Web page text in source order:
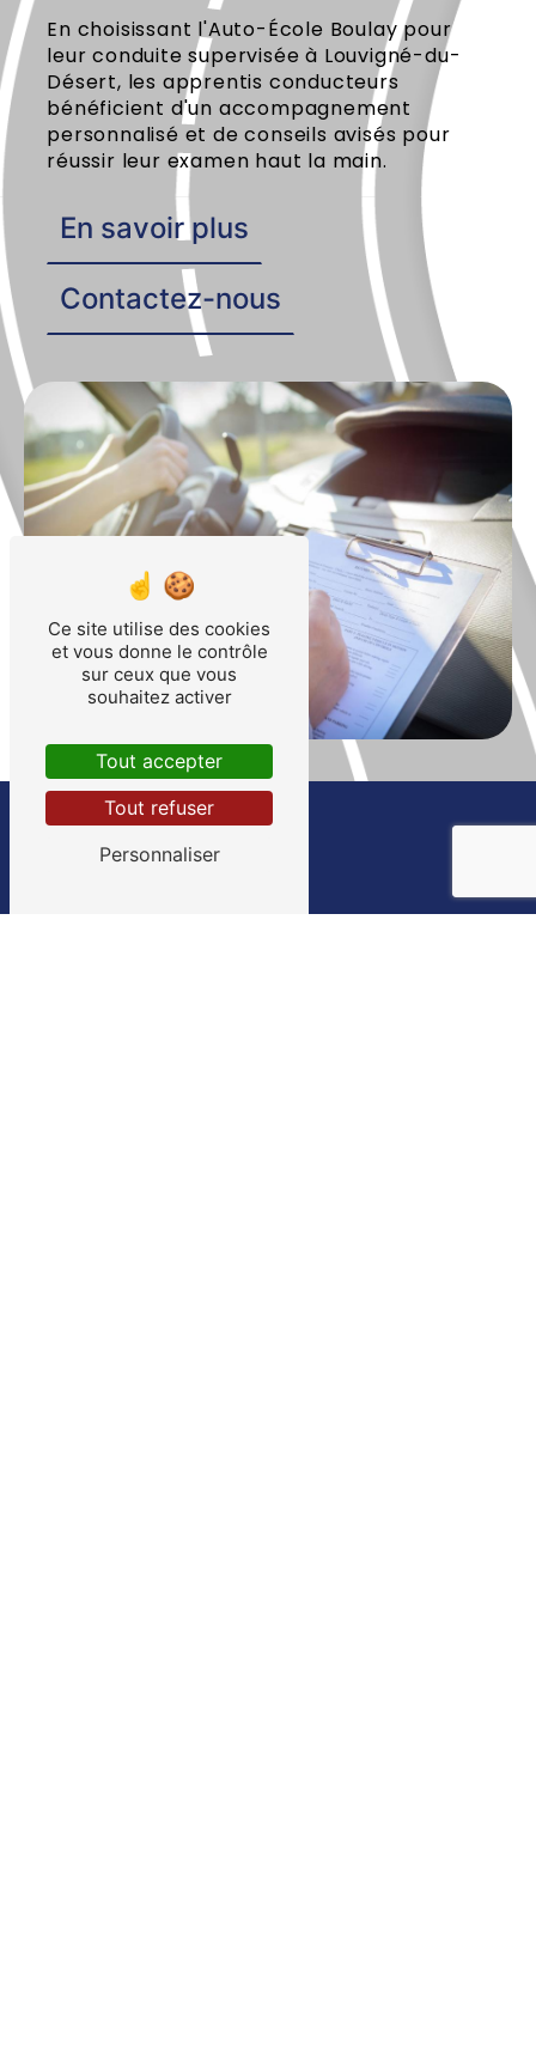
En choisissant l'Auto-École Boulay pour
leur conduite supervisée à Louvigné-du-
Désert, les apprentis conducteurs
bénéficient d'un accompagnement
personnalisé et de conseils avisés pour
réussir leur examen haut la main.
En savoir plus
Contactez-nous
Ce site utilise des cookies
et vous donne le contrôle
sur ceux que vous
souhaitez activer
Tout accepter
Tout refuser
Personnaliser